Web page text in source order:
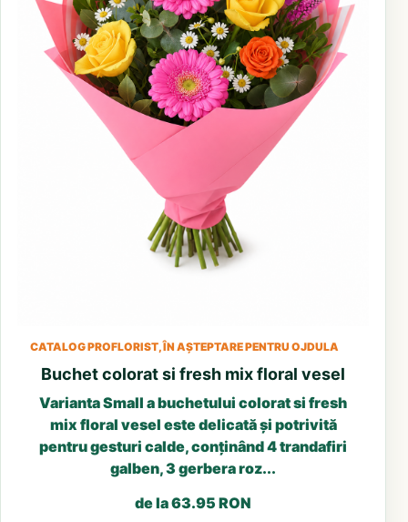
CATALOG PROFLORIST, ÎN AȘTEPTARE PENTRU OJDULA
Buchet colorat si fresh mix floral vesel
Varianta Small a buchetului colorat si fresh
mix floral vesel este delicată și potrivită
pentru gesturi calde, conținând 4 trandafiri
galben, 3 gerbera roz...
de la 63.95 RON